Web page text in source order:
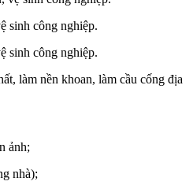
sinh công nghiệp.
sinh công nghiệp.
làm nền khoan, làm cầu cống địa
ảnh;
nhà);